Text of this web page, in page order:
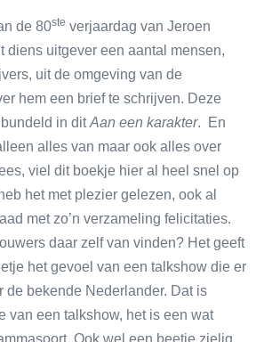
de 80ste verjaardag van Jeroen
diens uitgever een aantal mensen,
uit de omgeving van de
hem een brief te schrijven. Deze
in ditAan een karakter. En
alles van maar ook alles over
viel dit boekje hier al heel snel op
het met plezier gelezen, ook al
met zo’n verzameling felicitaties.
daar zelf van vinden? Het geeft
het gevoel van een talkshow die er
de bekende Nederlander. Dat is
van een talkshow, het is een wat
Ook wel een beetje zielig